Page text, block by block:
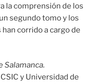
la comprensión de los
segundo tomo y los
corrido a cargo de
Salamanca.
CSIC y Universidad de